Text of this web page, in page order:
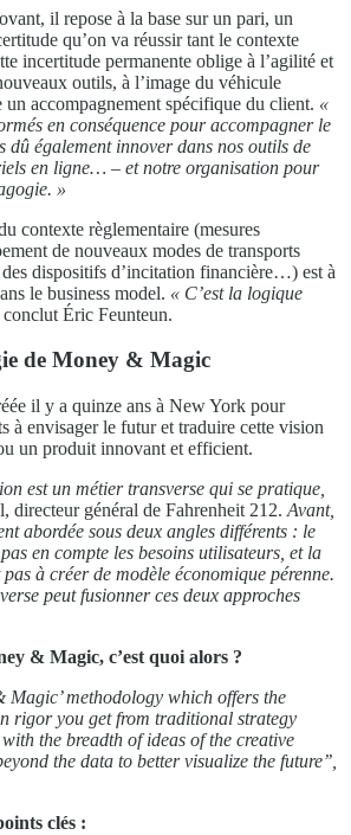
il repose à la base sur un pari, un
qu’on va réussir tant le contexte
incertitude permanente oblige à l’agilité et
outils, à l’image du véhicule
un accompagnement spécifique du client. «
en conséquence pour accompagner le
dû également innover dans nos outils de
en ligne… – et notre organisation pour
»
contexte règlementaire (mesures
de nouveaux modes de transports
des dispositifs d’incitation financière…) est à
le business model. « C’est la logique
conclut Éric Feunteun.
de Money & Magic
il y a quinze ans à New York pour
à envisager le futur et traduire cette vision
un produit innovant et efficient.
est un métier transverse qui se pratique,
directeur général de Fahrenheit 212. Avant,
abordée sous deux angles différents : le
en compte les besoins utilisateurs, et la
à créer de modèle économique pérenne.
peut fusionner ces deux approches
& Magic, c’est quoi alors ?
Magic’ methodology which offers the
rigor you get from traditional strategy
the breadth of ideas of the creative
the data to better visualize the future’’,
clés :